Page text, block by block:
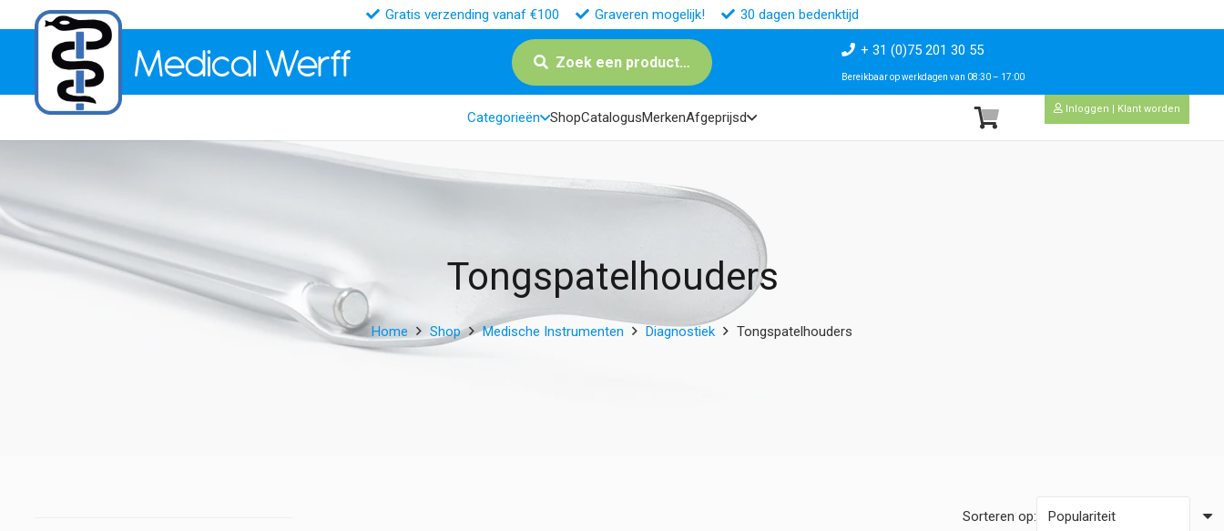
Gratis verzending vanaf €100 Graveren mogelijk! 30 dagen bedenktijd
MedicalWerff Zoek een product…
+ 31 (0)75 201 30 55
Bereikbaar op werkdagen van 08:30 – 17:00
Categorieën ShopCatalogusMerkenAfgeprijsd
Inloggen | Klant worden
Tongspatelhouders
Home Shop Medische Instrumenten Diagnostiek Tongspatelhouders
Sorteren op: